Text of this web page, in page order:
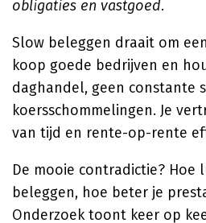
obligaties en vastgoed.
Slow beleggen draait om
koop goede bedrijven en
daghandel, geen constante
koersschommelingen. Je
van tijd en rente-op-rente
De mooie contradictie? Hoe
beleggen, hoe beter je
Onderzoek toont keer op